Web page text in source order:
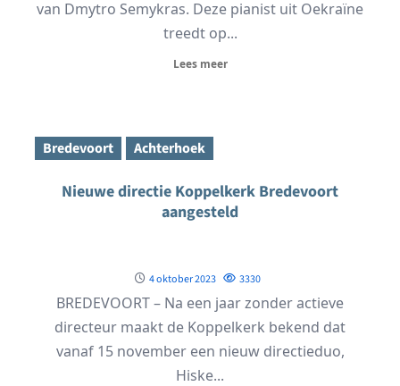
van Dmytro Semykras. Deze pianist uit Oekraïne
treedt op...
Lees meer
Bredevoort Achterhoek
Nieuwe directie Koppelkerk Bredevoort
aangesteld
4 oktober 2023 3330
BREDEVOORT – Na een jaar zonder actieve
directeur maakt de Koppelkerk bekend dat
vanaf 15 november een nieuw directieduo,
Hiske...